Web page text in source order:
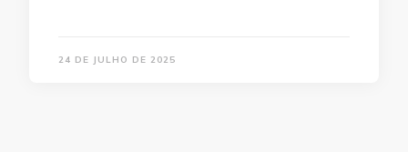
24 DE JULHO DE 2025